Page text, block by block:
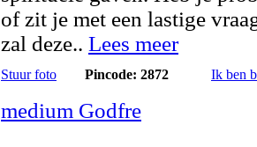
of zit je met een lastige
zal deze.. Lees meer
Stuur foto Pincode: 2872 Ik ben
medium Godfre